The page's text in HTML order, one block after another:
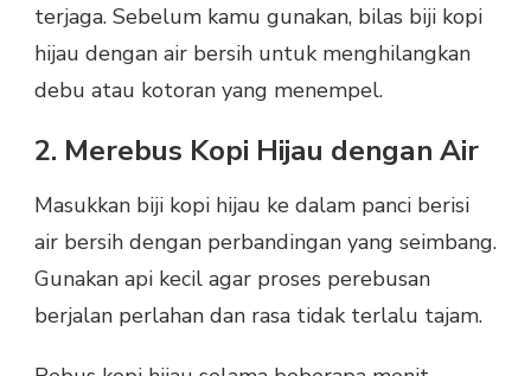
terjaga. Sebelum kamu gunakan, bilas biji kopi
hijau dengan air bersih untuk menghilangkan
debu atau kotoran yang menempel.
2. Merebus Kopi Hijau dengan Air
Masukkan biji kopi hijau ke dalam panci berisi
air bersih dengan perbandingan yang seimbang.
Gunakan api kecil agar proses perebusan
berjalan perlahan dan rasa tidak terlalu tajam.